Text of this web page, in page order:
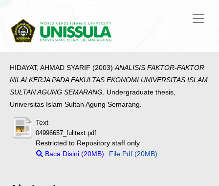
HIDAYAT, AHMAD SYARIF (2003)ANALISIS FAKTOR-FAKTOR
NILAI KERJA PADA FAKULTAS EKONOMI UNIVERSITAS ISLAM
SULTAN AGUNG SEMARANG. Undergraduate thesis,
Universitas Islam Sultan Agung Semarang.
Text
04996657_fulltext.pdf
Restricted to Repository staff only
Baca Disini (20MB)
File Pdf (20MB)